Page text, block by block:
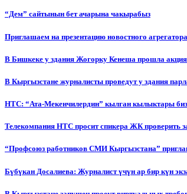
“Дем” сайтынын бет ачарына чакырабыз
Приглашаем на презентацию новостного
В Бишкеке у здания Жогорку Кенеша прошла
В Кыргызстане журналисты проведут у здания
НТС: “Ата-Мекенчилердин” кылган кылыктары
Телекомпания НТС просит спикера ЖК проверить
“Профсоюз работников СМИ Кыргызстана”
Бүбүкан Досалиева: Журналист үчүн ар бир күн